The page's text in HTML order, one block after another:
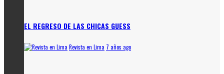
EL REGRESO DE LAS CHICAS GUESS
Revista en Lima 7 años ago